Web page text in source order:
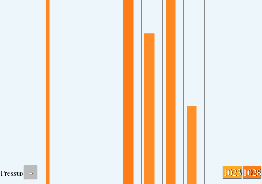
Pressure - 10231028